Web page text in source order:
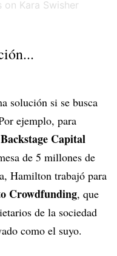
solución si se busca
ejemplo, para
Backstage Capital
de 5 millones de
Hamilton trabajó para
Crowdfunding, que
de la sociedad
como el suyo.